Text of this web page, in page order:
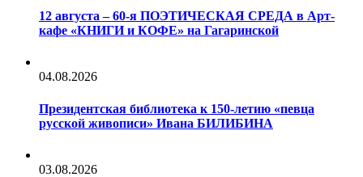
12 августа – 60-я ПОЭТИЧЕСКАЯ СРЕДА в Арт-
кафе «КНИГИ и КОФЕ» на Гагаринской
04.08.2026
Президентская библиотека к 150-летию «певца
русской живописи» Ивана БИЛИБИНА
03.08.2026